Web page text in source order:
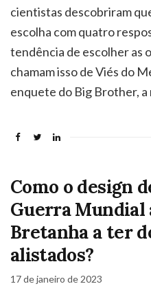
cientistas descobriram
escolha com quatro
tendência de escolher as
chamam isso de Viés do
enquete do Big Brother,
Como o design
Guerra Mundial
Bretanha a ter
alistados?
17 de janeiro de 2023